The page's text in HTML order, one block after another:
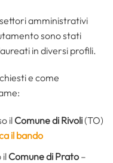
amministrativi
sono stati
in diversi profili.
e come
ilComune di Rivoli(TO)
il bando
ilComune di Prato–